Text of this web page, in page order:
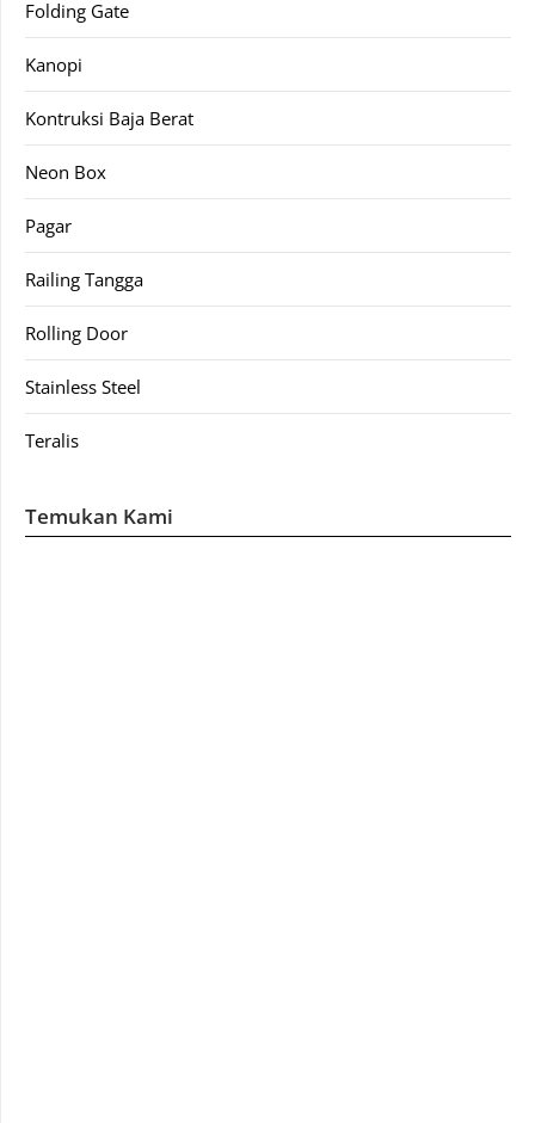
Folding Gate
Kanopi
Kontruksi Baja Berat
Neon Box
Pagar
Railing Tangga
Rolling Door
Stainless Steel
Teralis
Temukan Kami